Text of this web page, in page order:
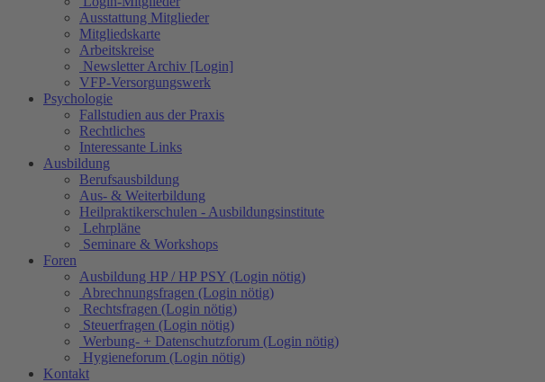
Ausstattung Mitglieder
Mitgliedskarte
Arbeitskreise
Newsletter Archiv [Login]
VFP-Versorgungswerk
Psychologie
Fallstudien aus der Praxis
Rechtliches
Interessante Links
Ausbildung
Berufsausbildung
Aus- & Weiterbildung
Heilpraktikerschulen - Ausbildungsinstitute
Lehrpläne
Seminare & Workshops
Foren
Ausbildung HP / HP PSY (Login nötig)
Abrechnungsfragen (Login nötig)
Rechtsfragen (Login nötig)
Steuerfragen (Login nötig)
Werbung- + Datenschutzforum (Login nötig)
Hygieneforum (Login nötig)
Kontakt